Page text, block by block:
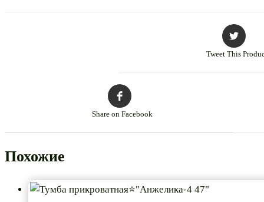
Tweet This
Share on Facebook
Похожие